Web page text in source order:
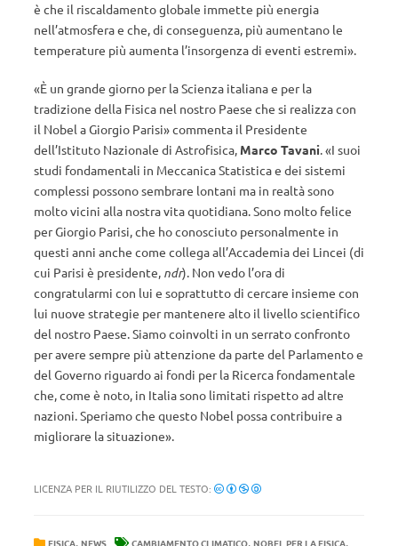
è che il riscaldamento globale immette più energia
nell’atmosfera e che, di conseguenza, più aumentano le
temperature più aumenta l’insorgenza di eventi estremi».
«È un grande giorno per la Scienza italiana e per la
tradizione della Fisica nel nostro Paese che si realizza con
il Nobel a Giorgio Parisi» commenta il Presidente
dell’Istituto Nazionale di Astrofisica, Marco Tavani. «I suoi
studi fondamentali in Meccanica Statistica e dei sistemi
complessi possono sembrare lontani ma in realtà sono
molto vicini alla nostra vita quotidiana. Sono molto felice
per Giorgio Parisi, che ho conosciuto personalmente in
questi anni anche come collega all’Accademia dei Lincei (di
cui Parisi è presidente, ndr). Non vedo l’ora di
congratularmi con lui e soprattutto di cercare insieme con
lui nuove strategie per mantenere alto il livello scientifico
del nostro Paese. Siamo coinvolti in un serrato confronto
per avere sempre più attenzione da parte del Parlamento e
del Governo riguardo ai fondi per la Ricerca fondamentale
che, come è noto, in Italia sono limitati rispetto ad altre
nazioni. Speriamo che questo Nobel possa contribuire a
migliorare la situazione».
LICENZA PER IL RIUTILIZZO DEL TESTO:
FISICA, NEWS CAMBIAMENTO CLIMATICO, NOBEL PER LA FISICA,